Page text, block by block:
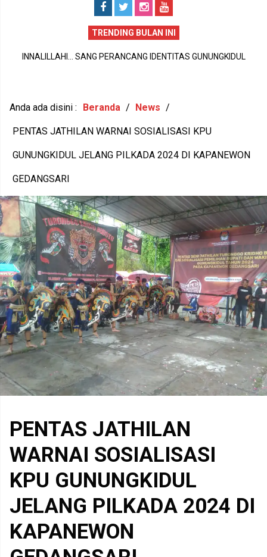
TRENDING BULAN INI
INNALILLAHI… SANG PERANCANG IDENTITAS GUNUNGKIDUL
GUNUNGKIDUL JOB FAIR 2026 DIGELAR 15–16 JULI !! RIBUAN
Anda ada disini : Beranda / News /
PENTAS JATHILAN WARNAI SOSIALISASI KPU
GUNUNGKIDUL JELANG PILKADA 2024 DI KAPANEWON
GEDANGSARI
PENTAS JATHILAN
WARNAI SOSIALISASI
KPU GUNUNGKIDUL
JELANG PILKADA 2024 DI
KAPANEWON